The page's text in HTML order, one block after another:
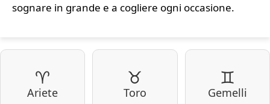
sognare in grande e a cogliere ogni occasione.
♈
Ariete
♉
Toro
♊
Gemelli